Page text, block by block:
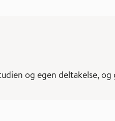
og egen deltakelse,